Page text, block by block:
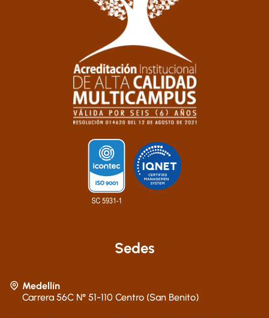
Sedes
Medellín
Carrera 56C N° 51-110 Centro (San Benito)